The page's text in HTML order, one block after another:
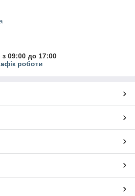
09:00 до 17:00
роботи